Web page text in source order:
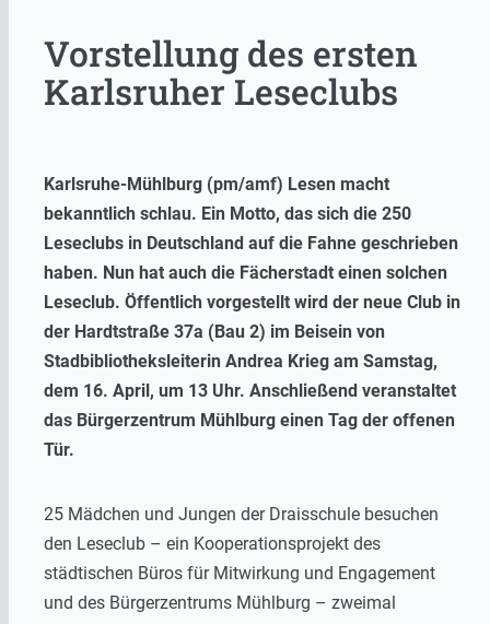
Vorstellung des ersten
Karlsruher Leseclubs
Karlsruhe-Mühlburg (pm/amf) Lesen macht
bekanntlich schlau. Ein Motto, das sich die 250
Leseclubs in Deutschland auf die Fahne geschrieben
haben. Nun hat auch die Fächerstadt einen solchen
Leseclub. Öffentlich vorgestellt wird der neue Club in
der Hardtstraße 37a (Bau 2) im Beisein von
Stadbibliotheksleiterin Andrea Krieg am Samstag,
dem 16. April, um 13 Uhr. Anschließend veranstaltet
das Bürgerzentrum Mühlburg einen Tag der offenen
Tür.
25 Mädchen und Jungen der Draisschule besuchen
den Leseclub – ein Kooperationsprojekt des
städtischen Büros für Mitwirkung und Engagement
und des Bürgerzentrums Mühlburg – zweimal